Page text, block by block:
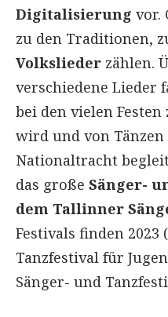
Digitalisierung vor.
zu den Traditionen,
Volkslieder zählen.
verschiedene Lieder
bei den vielen Festen
wird und von
Nationaltracht
das große Sänger-
dem Tallinner
Festivals finden 2023
Tanzfestival für
Sänger- und